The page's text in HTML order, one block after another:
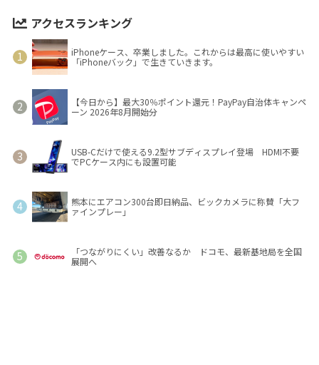
アクセスランキング
iPhoneケース、卒業しました。これからは最高に使いやすい
「iPhoneバック」で生きていきます。
【今日から】最大30％ポイント還元！PayPay自治体キャンペ
ーン 2026年8月開始分
USB-Cだけで使える9.2型サブディスプレイ登場 HDMI不要
でPCケース内にも設置可能
熊本にエアコン300台即日納品、ビックカメラに称賛「大フ
ァインプレー」
「つながりにくい」改善なるか ドコモ、最新基地局を全国
展開へ